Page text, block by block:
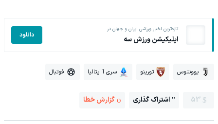
تازه‌ترین اخبار ورزشی ایران و جهان در
اپلیکیشن ورزش سه دانلود
یوونتوس تورینو سری آ ایتالیا فوتبال
53 اشتراک گذاری گزارش خطا